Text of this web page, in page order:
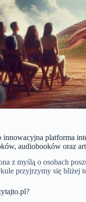
innowacyjna platforma
audiobooków oraz
z myślą o osobach
przyjrzymy się bliżej